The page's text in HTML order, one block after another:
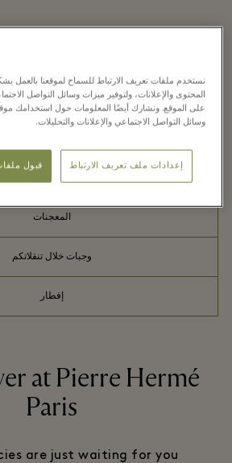
متاجر شوكولا
المعجنات
وجبات خلال تنقلاتكم
إفطار
at Pierre Hermé
Paris
are just waiting for you!
نستخدم ملفات تعريف الارتباط للسماح لموقعنا بالعمل
المحتوى والإعلانات، ولتوفير ميزات وسائل التواصل
على الموقع. ونشارك أيضًا المعلومات حول استخدامك
وسائل التواصل الاجتماعي والإعلانات والتحليلات.
إعدادات ملف تعريف الارتباط قبول